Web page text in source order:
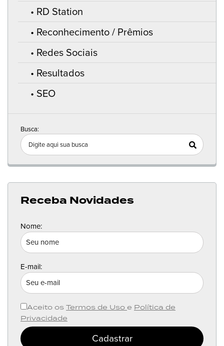
RD Station
Reconhecimento / Prêmios
Redes Sociais
Resultados
SEO
Busca:
Receba Novidades
Nome:
E-mail:
Aceito os Termos de Uso e Política de
Privacidade
Cadastrar